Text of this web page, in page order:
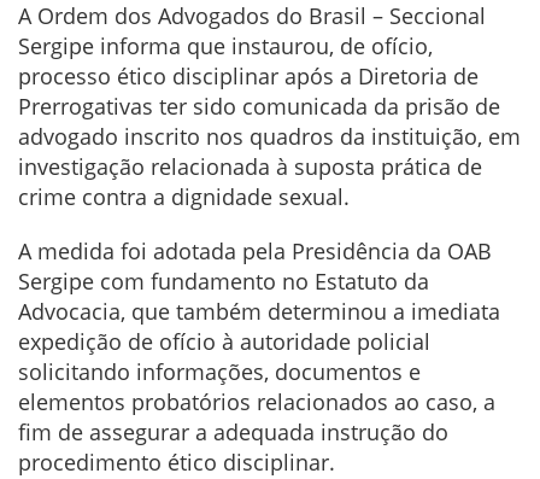
A Ordem dos Advogados do Brasil – Seccional
Sergipe informa que instaurou, de ofício,
processo ético disciplinar após a Diretoria de
Prerrogativas ter sido comunicada da prisão de
advogado inscrito nos quadros da instituição, em
investigação relacionada à suposta prática de
crime contra a dignidade sexual.
A medida foi adotada pela Presidência da OAB
Sergipe com fundamento no Estatuto da
Advocacia, que também determinou a imediata
expedição de ofício à autoridade policial
solicitando informações, documentos e
elementos probatórios relacionados ao caso, a
fim de assegurar a adequada instrução do
procedimento ético disciplinar.